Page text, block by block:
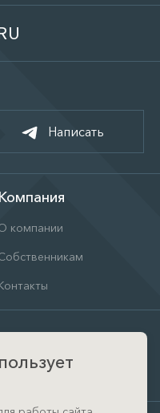
Написать
Компания
компании
д. 1 (КП Кристал